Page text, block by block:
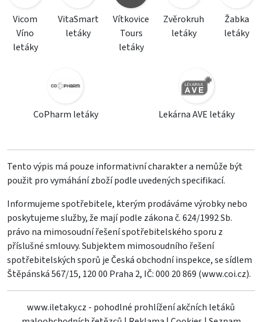
Vicom
Víno
letáky
VitaSmart
letáky
Vítkovice
Tours
letáky
Zvěrokruh
letáky
Žabka
letáky
CoPharm letáky Lekárna AVE letáky
Tento výpis má pouze informativní charakter a nemůže být
použit pro vymáhání zboží podle uvedených specifikací.
Informujeme spotřebitele, kterým prodáváme výrobky nebo
poskytujeme služby, že mají podle zákona č. 624/1992 Sb.
právo na mimosoudní řešení spotřebitelského sporu z
příslušné smlouvy. Subjektem mimosoudního řešení
spotřebitelských sporů je Česká obchodní inspekce, se sídlem
Štěpánská 567/15, 120 00 Praha 2, IČ: 000 20 869 (www.coi.cz).
www.iletaky.cz - pohodlné prohlížení akčních letáků